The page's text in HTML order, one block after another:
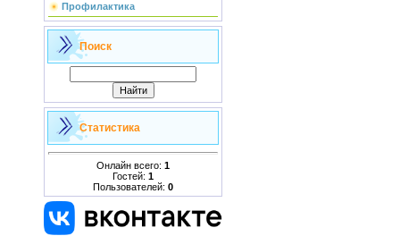
Профилактика
Поиск
Статистика
Онлайн всего: 1
Гостей: 1
Пользователей: 0